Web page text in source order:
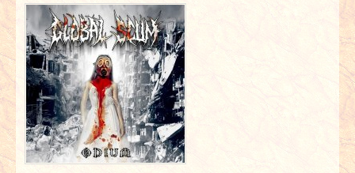
BERICHTE
VERLOSUNGEN
INTERVIEWS
SPECIALS